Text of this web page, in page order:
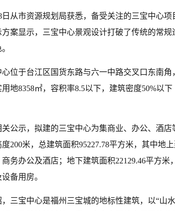
日从市资源规划局获悉，备受关注的三宝中心
方案显示，三宝中心景观设计打破了传统的常
心位于台江区国货东路与六一中路交叉口东南
地8358㎡，容积率8.5以下，建筑密度50%以
关公示，拟建的三宝中心为集商业、办公、酒
200米，总建筑面积95227.78平方米，其中地
务办公及酒店；地下建筑面积22129.46平方米
备用房。
，三宝中心是福州三宝城的地标性建筑，以“山